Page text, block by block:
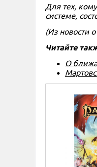
Для тех,
системе,
(Из новости
Читайте
О